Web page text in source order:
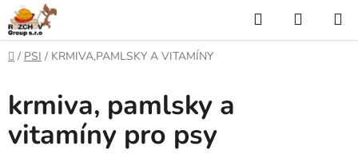
e
l
Á
D
ů
/ PSI / KRMIVA,PAMLSKY A VITAMÍNY
krmiva, pamlsky a
vitamíny pro psy